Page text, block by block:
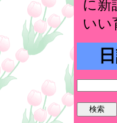
に新
いい